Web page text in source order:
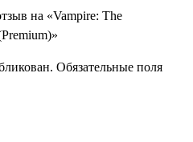
на «Vampire: The
Обязательные поля